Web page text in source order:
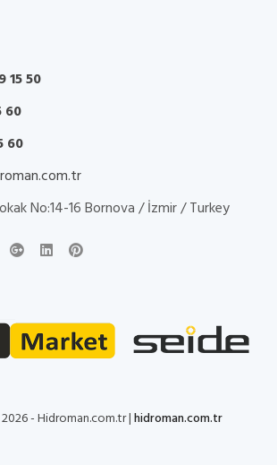
15 50
60
60
No:14-16 Bornova / İzmir / Turkey
- Hidroman.com.tr |hidroman.com.tr